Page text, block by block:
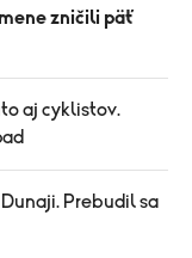
zničili päť
aj cyklistov.
Prebudil sa